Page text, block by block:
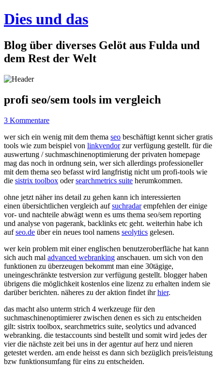
Dies und das
Blog über diverses Gelöt aus Fulda und
dem Rest der Welt
profi seo/sem tools im vergleich
3 Kommentare
wer sich ein wenig mit dem thema seo beschäftigt kennt sicher gratis
tools wie zum beispiel von linkvendorzur verfügung gestellt. für die
auswertung / suchmaschinenoptimierung der privaten homepage
mag das noch in ordnung sein, wer sich allerdings professioneller
mit dem thema seo befasst wird langfristig nicht um profi-tools wie
die sistrix toolbox odersearchmetrics suite herumkommen.
ohne jetzt näher ins detail zu gehen kann ich interessierten
einen übersichtlichen vergleich aufsuchradarempfehlen der einige
vor- und nachteile abwägt wenn es ums thema seo/sem reporting
und analyse von pagerank, backlinks etc geht. weiterhin habe ich
aufseo.de über ein neues tool namens seolytics gelesen.
wer kein problem mit einer englischen benutzeroberfläche hat kann
sich auch mal advanced webranking anschauen. um sich von den
funktionen zu überzeugen bekommt man eine 30tägige,
uneingeschränkte testversion zur verfügung gestellt. blogger haben
übrigens die möglichkeit kostenlos eine lizenz zu erhalten indem sie
darüber berichten. näheres zu der aktion findet ihrhier.
das macht also unterm strich 4 werkzeuge für den
suchmaschinenoptimierer zwischen denen es sich zu entscheiden
gilt: sistrix toolbox, searchmetrics suite, seolytics und advanced
webranking. die testaccounts sind bestellt und somit wird jedes der
vier die nächste zeit bei uns in der agentur auf herz und nieren
getestet werden. am ende heisst es dann sich bezüglich preis/leistung
bzw funktionsumfang für eins zu entscheiden.